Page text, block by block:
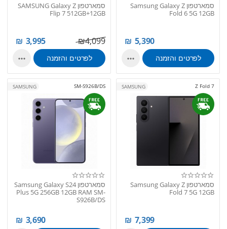
סמארטפון Samsung Galaxy Z
Fold 6 5G 12GB
5,390
₪
לפרטים והזמנה 
סמארטפון SAMSUNG Galaxy Z
Flip 7 512GB+12GB
4,099
₪
3,995
₪
לפרטים והזמנה 
Z Fold 7
SAMSUNG
סמארטפון Samsung Galaxy Z
Fold 7 5G 12GB
7,399
₪
SM-S926B/DS
SAMSUNG
סמארטפון Samsung Galaxy S24
Plus 5G 256GB 12GB RAM SM-
S926B/DS
3,690
₪